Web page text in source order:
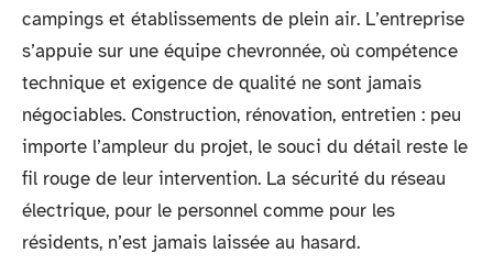
campings et établissements de plein air. L’entreprise
s’appuie sur une équipe chevronnée, où compétence
technique et exigence de qualité ne sont jamais
négociables. Construction, rénovation, entretien : peu
importe l’ampleur du projet, le souci du détail reste le
fil rouge de leur intervention. La sécurité du réseau
électrique, pour le personnel comme pour les
résidents, n’est jamais laissée au hasard.